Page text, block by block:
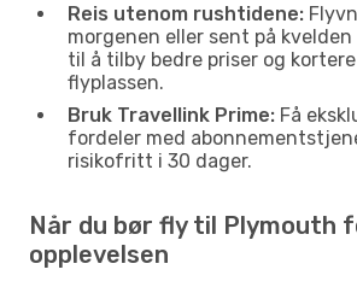
Reis utenom rushtidene:
morgenen eller sent på
til å tilby bedre priser og kortere
flyplassen.
Bruk Travellink Prime: Få
fordeler med
risikofritt i 30 dager.
Når du bør fly til Plymouth
opplevelsen